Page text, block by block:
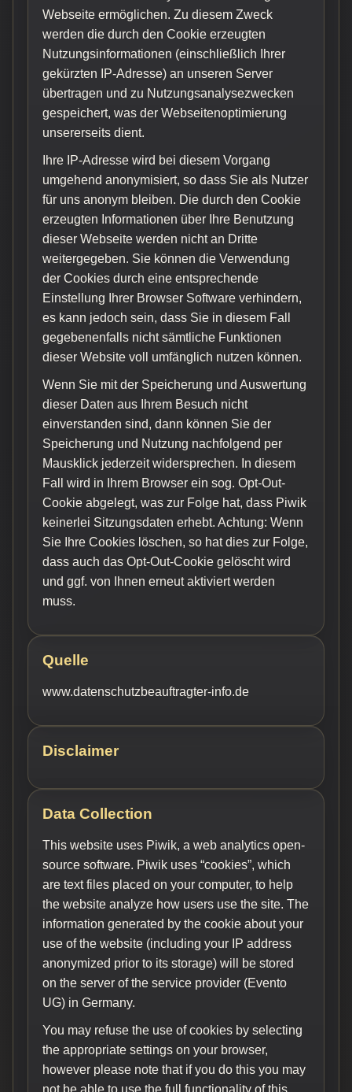
Webseite ermöglichen. Zu diesem Zweck
werden die durch den Cookie erzeugten
Nutzungsinformationen (einschließlich Ihrer
gekürzten IP-Adresse) an unseren Server
übertragen und zu Nutzungsanalysezwecken
gespeichert, was der Webseitenoptimierung
unsererseits dient.
Ihre IP-Adresse wird bei diesem Vorgang
umgehend anonymisiert, so dass Sie als Nutzer
für uns anonym bleiben. Die durch den Cookie
erzeugten Informationen über Ihre Benutzung
dieser Webseite werden nicht an Dritte
weitergegeben. Sie können die Verwendung
der Cookies durch eine entsprechende
Einstellung Ihrer Browser Software verhindern,
es kann jedoch sein, dass Sie in diesem Fall
gegebenenfalls nicht sämtliche Funktionen
dieser Website voll umfänglich nutzen können.
Wenn Sie mit der Speicherung und Auswertung
dieser Daten aus Ihrem Besuch nicht
einverstanden sind, dann können Sie der
Speicherung und Nutzung nachfolgend per
Mausklick jederzeit widersprechen. In diesem
Fall wird in Ihrem Browser ein sog. Opt-Out-
Cookie abgelegt, was zur Folge hat, dass Piwik
keinerlei Sitzungsdaten erhebt. Achtung: Wenn
Sie Ihre Cookies löschen, so hat dies zur Folge,
dass auch das Opt-Out-Cookie gelöscht wird
und ggf. von Ihnen erneut aktiviert werden
muss.
Quelle
www.datenschutzbeauftragter-info.de
Disclaimer
Data Collection
This website uses Piwik, a web analytics open-
source software. Piwik uses “cookies”, which
are text files placed on your computer, to help
the website analyze how users use the site. The
information generated by the cookie about your
use of the website (including your IP address
anonymized prior to its storage) will be stored
on the server of the service provider (Evento
UG) in Germany.
You may refuse the use of cookies by selecting
the appropriate settings on your browser,
however please note that if you do this you may
not be able to use the full functionality of this